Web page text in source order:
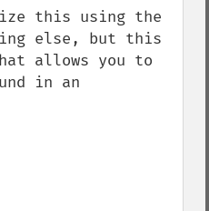
this using the
else, but this
allows you to
in an